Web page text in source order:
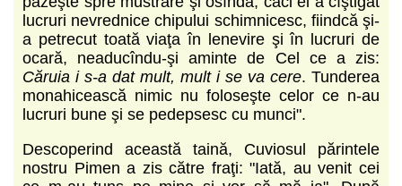
lucruri nevrednice chipului schimnicesc, fiindcă şi-
a petrecut toată viaţa în lenevire şi în lucruri de
ocară, neaducîndu-şi aminte de Cel ce a zis:
Căruia i s-a dat mult, mult i se va cere. Tunderea
monahicească nimic nu foloseşte celor ce n-au
lucruri bune şi se pedepsesc cu munci".
Descoperind această taină, Cuviosul părintele
nostru Pimen a zis către fraţi: "Iată, au venit cei